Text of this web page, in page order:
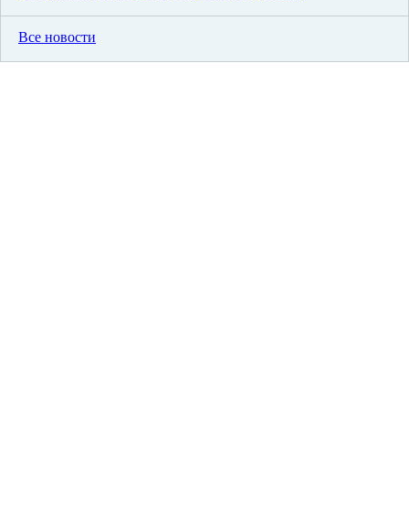
Все новости